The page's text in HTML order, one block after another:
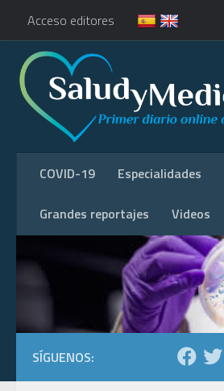
Acceso editores
COVID-19 Especialidades
Grandes reportajes Videos
SÍGUENOS: